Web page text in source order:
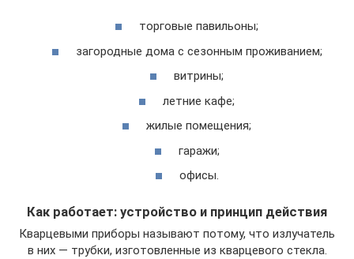
торговые павильоны;
загородные дома с сезонным проживанием;
витрины;
летние кафе;
жилые помещения;
гаражи;
офисы.
Как работает: устройство и принцип действия
Кварцевыми приборы называют потому, что излучатель
в них — трубки, изготовленные из кварцевого стекла.